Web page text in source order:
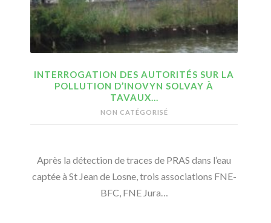
INTERROGATION DES AUTORITÉS SUR LA
POLLUTION D’INOVYN SOLVAY À
TAVAUX…
NON CATÉGORISÉ
Après la détection de traces de PRAS dans l’eau
captée à St Jean de Losne, trois associations FNE-
BFC, FNE Jura…